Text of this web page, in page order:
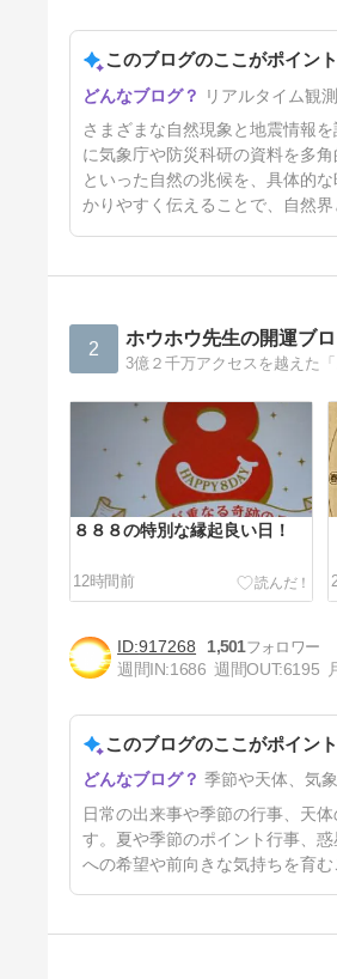
すべては秋から始まる、晩秋
（10月中旬〜11月）に注意
5日前
このブログのここがポイント
リアルタイム観
さまざまな自然現象と地震情報
に気象庁や防災科研の資料を多
といった自然の兆候を、具体的
かりやすく伝えることで、自然
2 ホウホウ先生の開運ブ
８８８の特別な縁起良い日！
12時間前
「暑い日」に！
6日前
917268
1,501
週間IN:1686 週間OUT:6195
このブログのここがポイント
季節や天体、気
日常の出来事や季節の行事、天
す。夏や季節のポイント行事、
への希望や前向きな気持ちを育